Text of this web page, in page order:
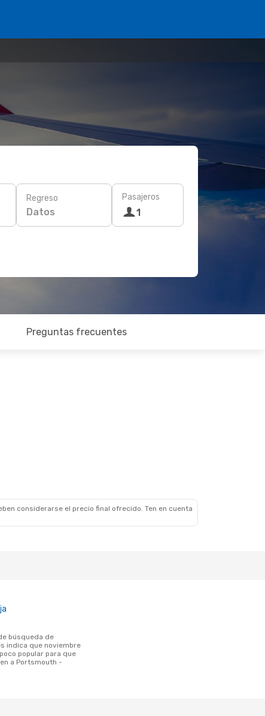
Regreso
Datos
Pasajeros
1
Preguntas frecuentes
considerarse el precio final ofrecido. Ten en cuenta
indica que noviembre
popular para que
a Portsmouth -